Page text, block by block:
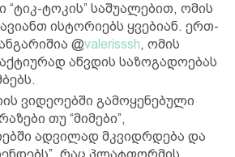
“ტიკ-ტოკის” საშუალებით, ომის
ისტორიებს ყვებიან. ერთ-
@valerisssh, ომის
აწვდის საზოგადოებას
ვიდეოებში გამოყენებული
თუ “მიმები”,
ადვილად მკვიდრდება და
რაც პლატფორმის